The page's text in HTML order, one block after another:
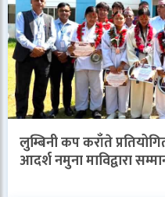
लुम्बिनी कप कराँते
आदर्श नमुना माविद्वारा